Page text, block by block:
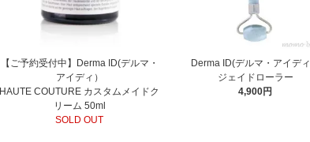
【ご予約受付中】Derma ID(デルマ・
アイディ）
HAUTE COUTURE カスタムメイドク
リーム 50ml
SOLD OUT
Derma ID(デルマ・アイディ
ジェイドローラー
4,900円